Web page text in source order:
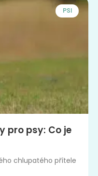
PSI
pro psy: Co je
chlupatého přítele